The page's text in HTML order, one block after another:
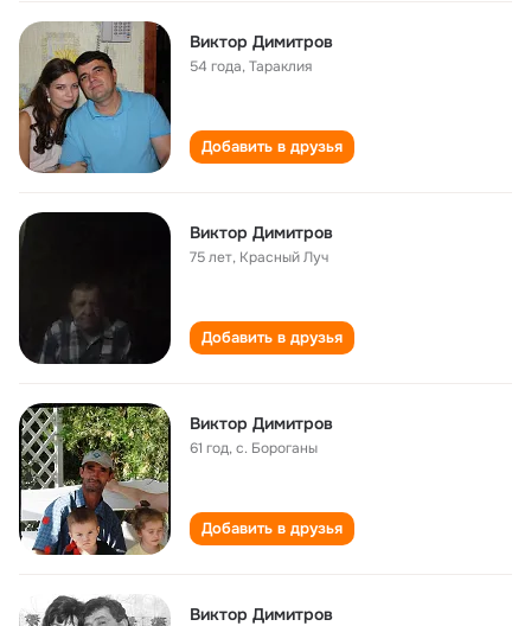
Виктор Димитров
54 года,Тараклия
Добавить в друзья
Виктор Димитров
75 лет, Красный Луч
Добавить в друзья
Виктор Димитров
61 год,с. Бороганы
Добавить в друзья
Виктор Димитров